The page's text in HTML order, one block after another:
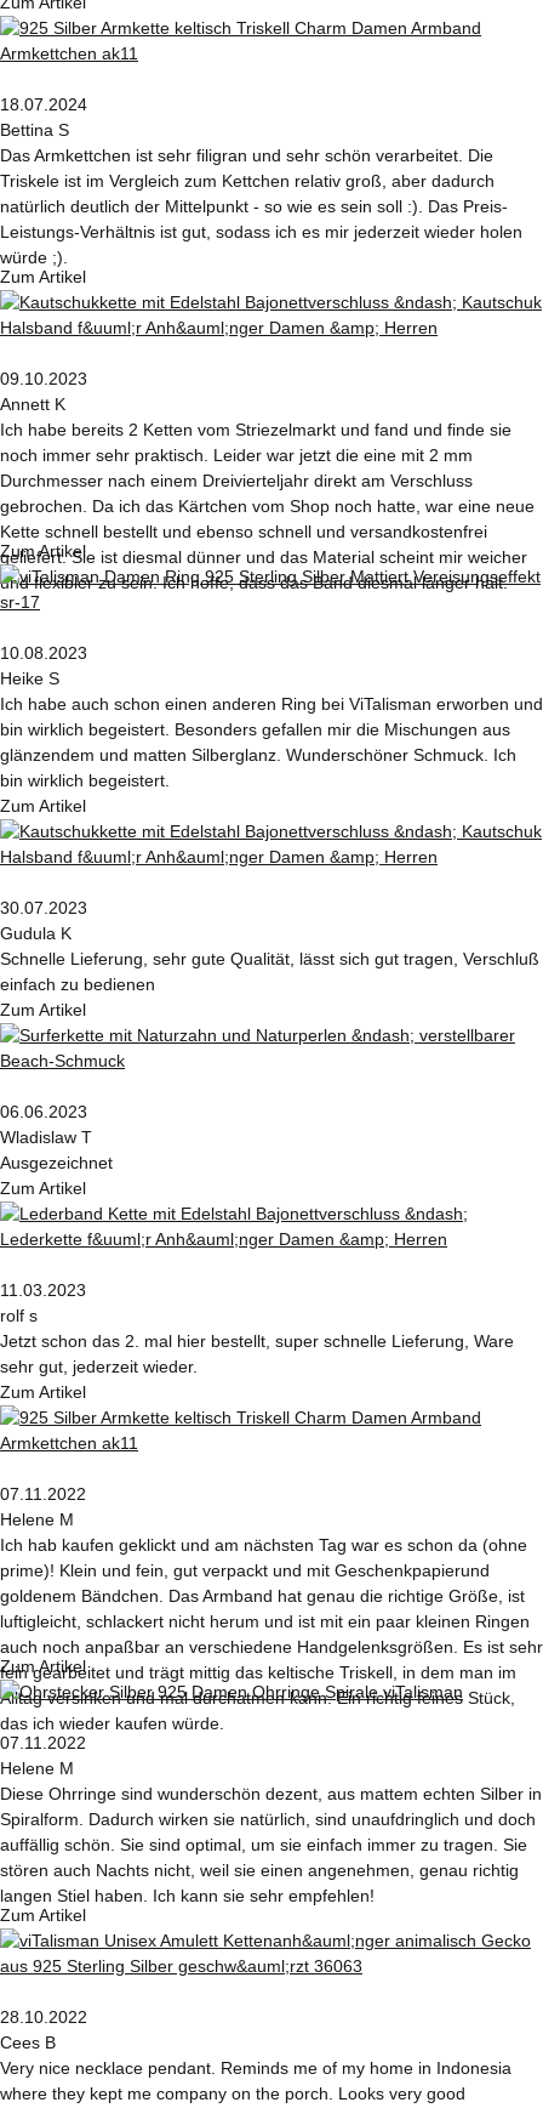
18.07.2024
Bettina S
Das Armkettchen ist sehr filigran und sehr schön verarbeitet. Die
Triskele ist im Vergleich zum Kettchen relativ groß, aber dadurch
natürlich deutlich der Mittelpunkt - so wie es sein soll :). Das Preis-
Leistungs-Verhältnis ist gut, sodass ich es mir jederzeit wieder holen
würde ;).
Zum Artikel
09.10.2023
Annett K
Ich habe bereits 2 Ketten vom Striezelmarkt und fand und finde sie
noch immer sehr praktisch. Leider war jetzt die eine mit 2 mm
Durchmesser nach einem Dreivierteljahr direkt am Verschluss
gebrochen. Da ich das Kärtchen vom Shop noch hatte, war eine neue
Kette schnell bestellt und ebenso schnell und versandkostenfrei
geliefert. Sie ist diesmal dünner und das Material scheint mir weicher
und flexibler zu sein. Ich hoffe, dass das Band diesmal länger hält.
Zum Artikel
10.08.2023
Heike S
Ich habe auch schon einen anderen Ring bei ViTalisman erworben und
bin wirklich begeistert. Besonders gefallen mir die Mischungen aus
glänzendem und matten Silberglanz. Wunderschöner Schmuck. Ich
bin wirklich begeistert.
Zum Artikel
30.07.2023
Gudula K
Schnelle Lieferung, sehr gute Qualität, lässt sich gut tragen, Verschluß
einfach zu bedienen
Zum Artikel
06.06.2023
Wladislaw T
Ausgezeichnet
Zum Artikel
11.03.2023
rolf s
Jetzt schon das 2. mal hier bestellt, super schnelle Lieferung, Ware
sehr gut, jederzeit wieder.
Zum Artikel
07.11.2022
Helene M
Ich hab kaufen geklickt und am nächsten Tag war es schon da (ohne
prime)! Klein und fein, gut verpackt und mit Geschenkpapierund
goldenem Bändchen. Das Armband hat genau die richtige Größe, ist
luftigleicht, schlackert nicht herum und ist mit ein paar kleinen Ringen
auch noch anpaßbar an verschiedene Handgelenksgrößen. Es ist sehr
fein gearbeitet und trägt mittig das keltische Triskell, in dem man im
Alltag versinken und mal durchatmen kann. Ein richtig feines Stück,
das ich wieder kaufen würde.
Zum Artikel
07.11.2022
Helene M
Diese Ohrringe sind wunderschön dezent, aus mattem echten Silber in
Spiralform. Dadurch wirken sie natürlich, sind unaufdringlich und doch
auffällig schön. Sie sind optimal, um sie einfach immer zu tragen. Sie
stören auch Nachts nicht, weil sie einen angenehmen, genau richtig
langen Stiel haben. Ich kann sie sehr empfehlen!
Zum Artikel
28.10.2022
Cees B
Very nice necklace pendant. Reminds me of my home in Indonesia
where they kept me company on the porch. Looks very good